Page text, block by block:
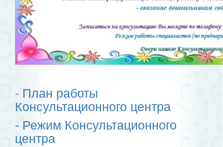
- План работы
Консультационного центра
- Режим Консультационного
центра